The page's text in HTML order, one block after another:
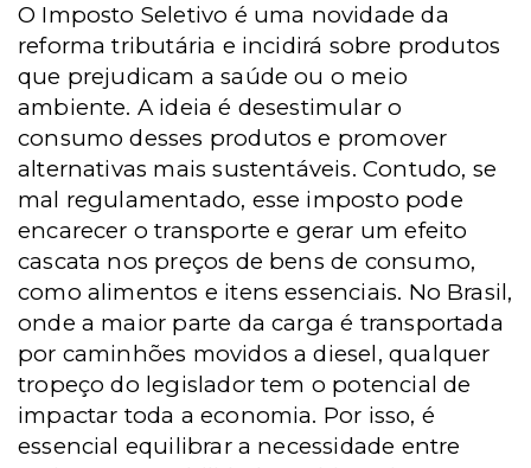
O Imposto Seletivo é uma novidade da
reforma tributária e incidirá sobre produtos
que prejudicam a saúde ou o meio
ambiente. A ideia é desestimular o
consumo desses produtos e promover
alternativas mais sustentáveis. Contudo, se
mal regulamentado, esse imposto pode
encarecer o transporte e gerar um efeito
cascata nos preços de bens de consumo,
como alimentos e itens essenciais. No Brasil,
onde a maior parte da carga é transportada
por caminhões movidos a diesel, qualquer
tropeço do legislador tem o potencial de
impactar toda a economia. Por isso, é
essencial equilibrar a necessidade entre